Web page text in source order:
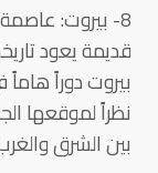
8- بيروت:
قديمة يعود
بيروت دوراً
نظراً لموقعها
بين الشرق